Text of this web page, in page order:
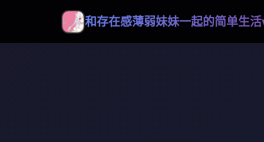
和存在感薄弱妹妹一起的简单生